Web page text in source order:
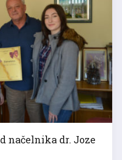
načelnika dr. Joze